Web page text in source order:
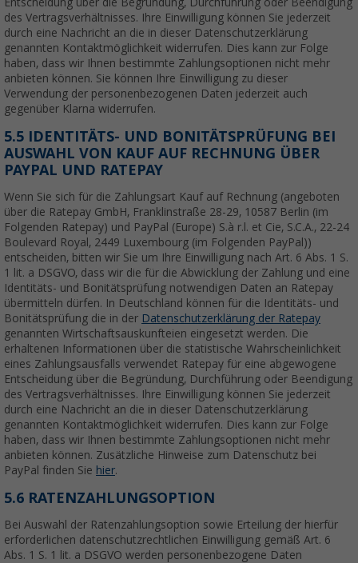
des Vertragsverhältnisses. Ihre Einwilligung können Sie jederzeit
durch eine Nachricht an die in dieser Datenschutzerklärung
genannten Kontaktmöglichkeit widerrufen. Dies kann zur Folge
haben, dass wir Ihnen bestimmte Zahlungsoptionen nicht mehr
anbieten können. Sie können Ihre Einwilligung zu dieser
Verwendung der personenbezogenen Daten jederzeit auch
gegenüber Klarna widerrufen.
5.5 IDENTITÄTS- UND BONITÄTSPRÜFUNG BEI
AUSWAHL VON KAUF AUF RECHNUNG ÜBER
PAYPAL UND RATEPAY
Wenn Sie sich für die Zahlungsart Kauf auf Rechnung (angeboten
über die Ratepay GmbH, Franklinstraße 28-29, 10587 Berlin (im
Folgenden Ratepay) und PayPal (Europe) S.à r.l. et Cie, S.C.A., 22-24
Boulevard Royal, 2449 Luxembourg (im Folgenden PayPal))
entscheiden, bitten wir Sie um Ihre Einwilligung nach Art. 6 Abs. 1 S.
1 lit. a DSGVO, dass wir die für die Abwicklung der Zahlung und eine
Identitäts- und Bonitätsprüfung notwendigen Daten an Ratepay
übermitteln dürfen. In Deutschland können für die Identitäts- und
Bonitätsprüfung die in der Datenschutzerklärung der Ratepay
genannten Wirtschaftsauskunfteien eingesetzt werden. Die
erhaltenen Informationen über die statistische Wahrscheinlichkeit
eines Zahlungsausfalls verwendet Ratepay für eine abgewogene
Entscheidung über die Begründung, Durchführung oder Beendigung
des Vertragsverhältnisses. Ihre Einwilligung können Sie jederzeit
durch eine Nachricht an die in dieser Datenschutzerklärung
genannten Kontaktmöglichkeit widerrufen. Dies kann zur Folge
haben, dass wir Ihnen bestimmte Zahlungsoptionen nicht mehr
anbieten können. Zusätzliche Hinweise zum Datenschutz bei
PayPal finden Sie hier.
5.6 RATENZAHLUNGSOPTION
Bei Auswahl der Ratenzahlungsoption sowie Erteilung der hierfür
erforderlichen datenschutzrechtlichen Einwilligung gemäß Art. 6
Abs. 1 S. 1 lit. a DSGVO werden personenbezogene Daten